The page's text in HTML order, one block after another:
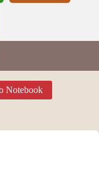
Notebook